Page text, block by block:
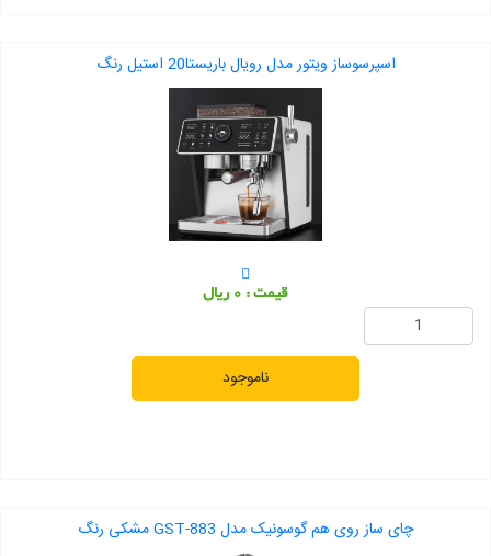
اسپرسوساز ویتور مدل رویال باریستا20 استیل رنگ
قیمت : 0 ریال
ناموجود
چای ساز روی هم گوسونیک مدل GST-883 مشکی رنگ